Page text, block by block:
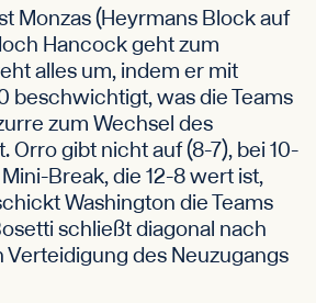
Monzas (Heyrmans Block auf
Hancock geht zum
alles um, indem er mit
beschwichtigt, was die Teams
zum Wechsel des
Orro gibt nicht auf (8-7), bei 10-
Break, die 12-8 wert ist,
Washington die Teams
schließt diagonal nach
des Neuzugangs